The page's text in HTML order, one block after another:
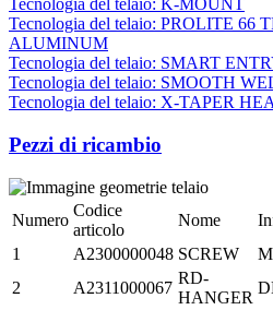
Tecnologia del telaio: K-MOUNT
Tecnologia del telaio: PROLITE 66
ALUMINUM
Tecnologia del telaio: SMART
Tecnologia del telaio: SMOOTH
Tecnologia del telaio: X-TAPER
Pezzi di ricambio
Numero
Codice
articolo
Nome
1
A2300000048 SCREW
2
A2311000067
RD-
HANGER